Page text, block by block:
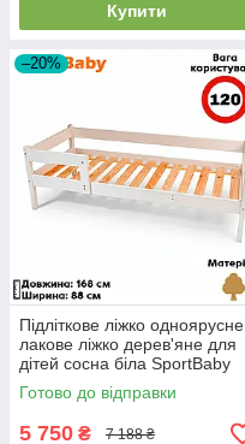
Купити
–20%
Підліткове ліжко одноярусне
лакове ліжко дерев'яне для
дітей сосна біла SportBaby
"Тиша" (80x160см)
Готово до відправки
5 750 ₴ 7 188 ₴